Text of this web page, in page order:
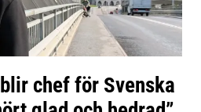
chef för Svenska